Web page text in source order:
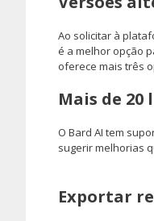
Ao solicitar à
é a melhor opção
oferece mais três
Mais de
O Bard AI tem
sugerir melhorias
Exportar